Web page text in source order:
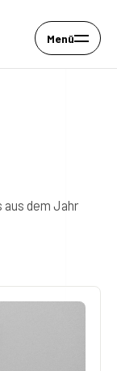
Menü
dem Jahr